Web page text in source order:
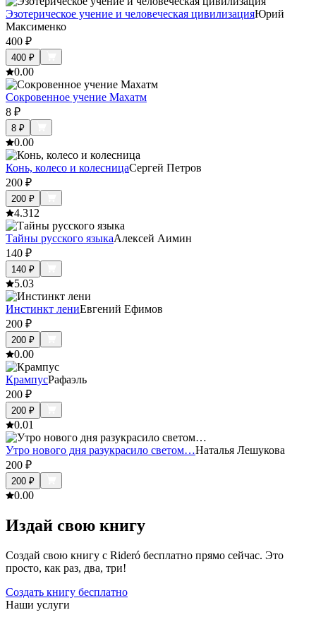
Эзотерическое учение и человеческая цивилизацияЮрий
Максименко
400 ₽
400 ₽
0.00
Сокровенное учение Махатм
8 ₽
8 ₽
0.00
Конь, колесо и колесницаСергей Петров
200 ₽
200 ₽
4.312
Тайны русского языкаАлексей Аимин
140 ₽
140 ₽
5.03
Инстинкт лениЕвгений Ефимов
200 ₽
200 ₽
0.00
КрампусРафаэль
200 ₽
200 ₽
0.01
Утро нового дня разукрасило светом…Наталья Лешукова
200 ₽
200 ₽
0.00
Издай свою книгу
Создай свою книгу с Rideró бесплатно прямо сейчас. Это
просто, как раз, два, три!
Создать книгу бесплатно
Наши услуги